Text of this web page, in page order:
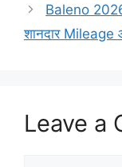
Baleno
शानदार
Leave a